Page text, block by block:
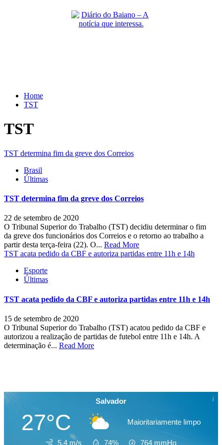
Home
TST
TST
TST determina fim da greve dos Correios
Brasil
Últimas
TST determina fim da greve dos Correios
22 de setembro de 2020
O Tribunal Superior do Trabalho (TST) decidiu determinar o fim
da greve dos funcionários dos Correios e o retorno ao trabalho a
partir desta terça-feira (22). O... Read More
TST acata pedido da CBF e autoriza partidas entre 11h e 14h
Esporte
Últimas
TST acata pedido da CBF e autoriza partidas entre 11h e 14h
15 de setembro de 2020
O Tribunal Superior do Trabalho (TST) acatou pedido da CBF e
autorizou a realização de partidas de futebol entre 11h e 14h. A
determinação é... Read More
Salvador
27°C Maioritariamente limpo
5.4 m/s 74% 764 mmHg